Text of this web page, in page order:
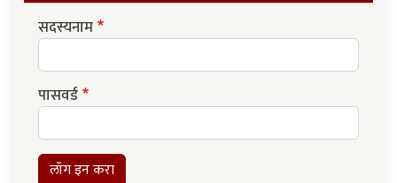
सदस्यनाम
पासवर्ड
लॉग इन करा